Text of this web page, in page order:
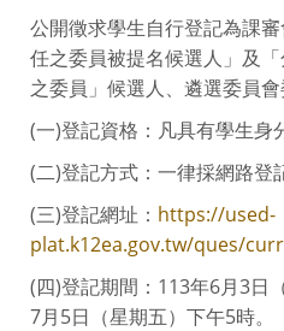
公開徵求學生自行登記為課
任之委員被提名候選人」及
之委員」候選人、遴選委員會
(一)登記資格：凡具有學生身
(二)登記方式：一律採網路登
(三)登記網址： https://used-
plat.k12ea.gov.tw/ques/
(四)登記期間：113年6月3日
7月5日（星期五）下午5時。